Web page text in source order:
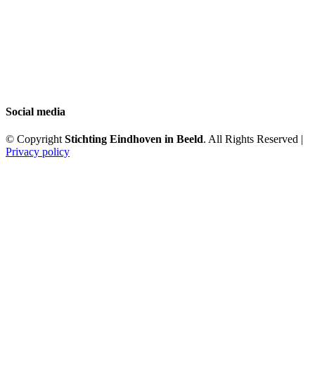
Social media
© CopyrightStichting Eindhoven in Beeld. All Rights Reserved |
Privacy policy